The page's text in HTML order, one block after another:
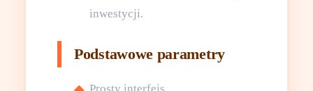
inwestycji.
Podstawowe parametry